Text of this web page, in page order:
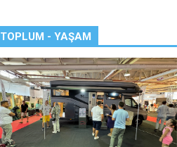
TOPLUM - YAŞAM